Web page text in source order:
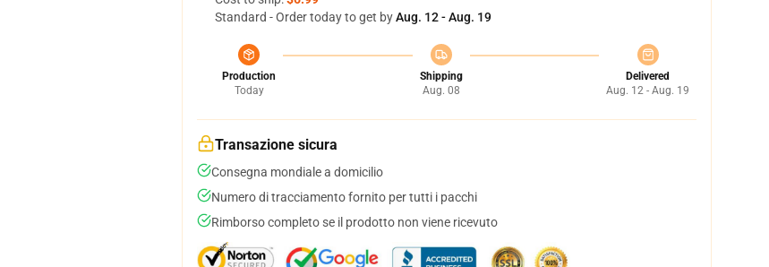
Standard - Order today to get byAug. 12 - Aug. 19
Production
Today
Shipping
Aug. 08
Delivered
Aug. 12 - Aug. 19
Transazione sicura
Consegna mondiale a domicilio
Numero di tracciamento fornito per tutti i pacchi
Rimborso completo se il prodotto non viene ricevuto